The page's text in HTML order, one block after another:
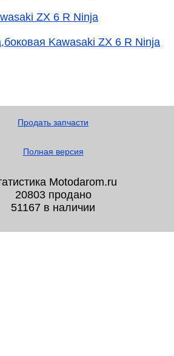
ZX 6 R Ninja
Kawasaki ZX 6 R Ninja
Продать запчасти
Полная версия
Motodarom.ru
20803 продано
51167 в наличии